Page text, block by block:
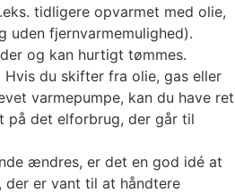
tidligere opvarmet med olie,
uden fjernvarmemulighed).
og kan hurtigt tømmes.
Hvis du skifter fra olie, gas eller
varmepumpe, kan du have ret
på det elforbrug, der går til
ændres, er det en god idé at
er vant til at håndtere